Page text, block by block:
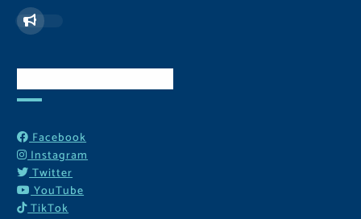
Facebook
Instagram
Twitter
YouTube
TikTok